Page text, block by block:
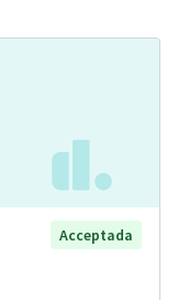
Acceptada